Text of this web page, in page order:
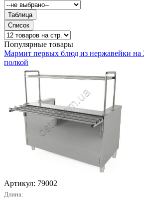
Популярные товары
Мармит первых блюд из нержавейки на
полкой
Артикул: 79002
Длина: